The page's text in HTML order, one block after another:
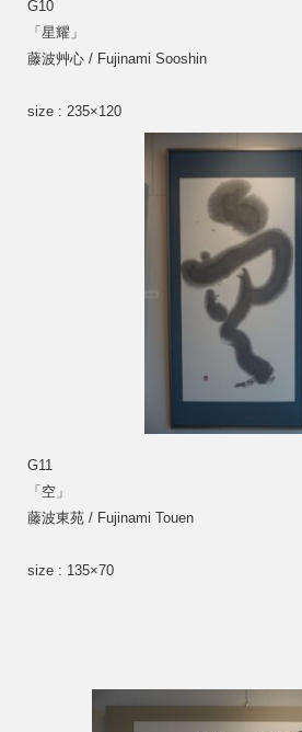
G10
「星耀」
藤波艸心 / Fujinami Sooshin
size : 235×120
G11
「空」
藤波東苑 / Fujinami Touen
size : 135×70